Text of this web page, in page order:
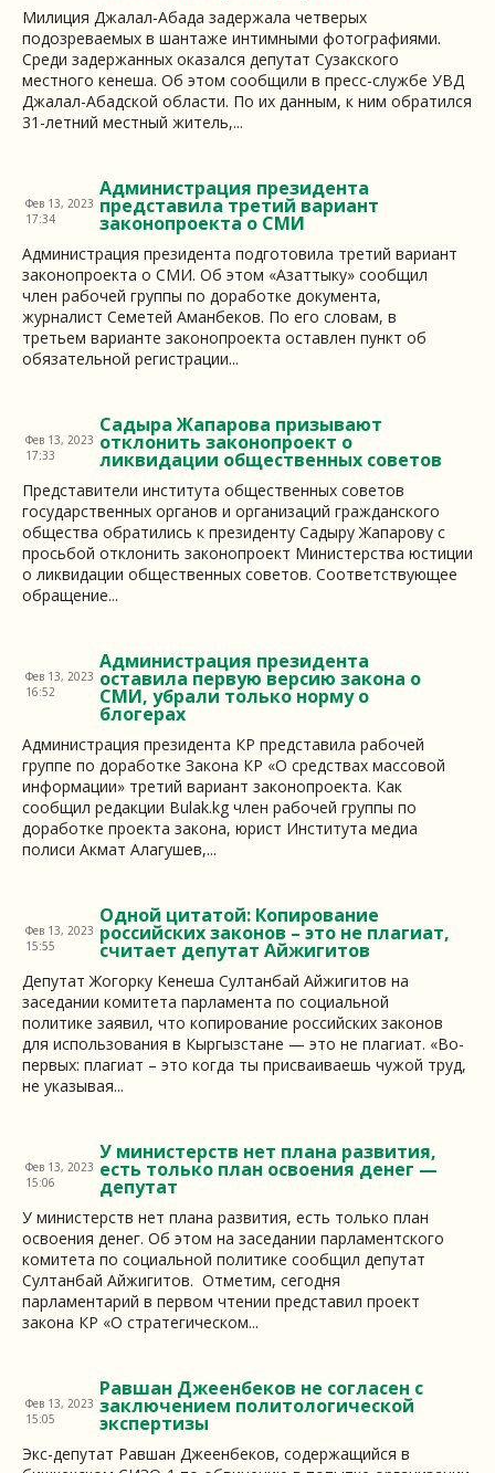
Милиция Джалал-Абада задержала четверых
подозреваемых в шантаже интимными фотографиями.
Среди задержанных оказался депутат Сузакского
местного кенеша. Об этом сообщили в пресс-службе УВД
Джалал-Абадской области. По их данным, к ним обратился
31-летний местный житель,...
Администрация президента
представила третий вариант
законопроекта о СМИ
Фев 13, 2023
17:34
Администрация президента подготовила третий вариант
законопроекта о СМИ. Об этом «Азаттыку» сообщил
член рабочей группы по доработке документа,
журналист Семетей Аманбеков. По его словам, в
третьем варианте законопроекта оставлен пункт об
обязательной регистрации...
Садыра Жапарова призывают
отклонить законопроект о
ликвидации общественных советов
Фев 13, 2023
17:33
Представители института общественных советов
государственных органов и организаций гражданского
общества обратились к президенту Садыру Жапарову с
просьбой отклонить законопроект Министерства юстиции
о ликвидации общественных советов. Соответствующее
обращение...
Администрация президента
оставила первую версию закона о
СМИ, убрали только норму о
блогерах
Фев 13, 2023
16:52
Администрация президента КР представила рабочей
группе по доработке Закона КР «О средствах массовой
информации» третий вариант законопроекта. Как
сообщил редакции Bulak.kg член рабочей группы по
доработке проекта закона, юрист Института медиа
полиси Акмат Алагушев,...
Одной цитатой: Копирование
российских законов – это не плагиат,
считает депутат Айжигитов
Фев 13, 2023
15:55
Депутат Жогорку Кенеша Султанбай Айжигитов на
заседании комитета парламента по социальной
политике заявил, что копирование российских законов
для использования в Кыргызстане — это не плагиат. «Во-
первых: плагиат – это когда ты присваиваешь чужой труд,
не указывая...
У министерств нет плана развития,
есть только план освоения денег —
депутат
Фев 13, 2023
15:06
У министерств нет плана развития, есть только план
освоения денег. Об этом на заседании парламентского
комитета по социальной политике сообщил депутат
Султанбай Айжигитов. Отметим, сегодня
парламентарий в первом чтении представил проект
закона КР «О стратегическом...
Равшан Джеенбеков не согласен с
заключением политологической
экспертизы
Фев 13, 2023
15:05
Экс-депутат Равшан Джеенбеков, содержащийся в